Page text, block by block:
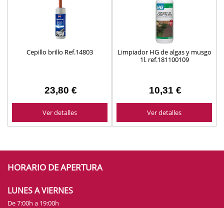
Cepillo brillo Ref.14803
23,80 €
Ver detalles
Limpiador HG de algas y musgo
1l. ref.181100109
10,31 €
Ver detalles
HORARIO DE APERTURA
LUNES A VIERNES
De 7:00h a 19:00h